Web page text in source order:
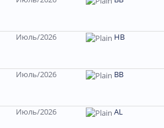
Июль/2026 HB
Июль/2026 BB
Июль/2026 AL